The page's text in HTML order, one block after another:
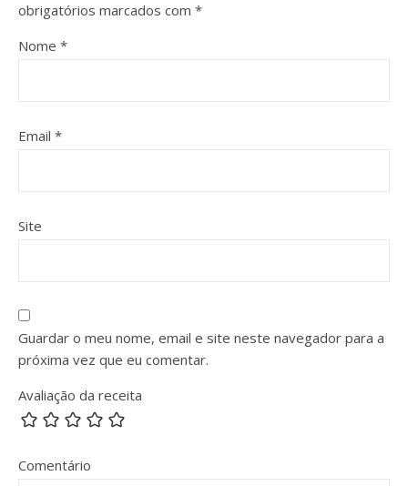
obrigatórios marcados com *
Nome *
Email *
Site
Guardar o meu nome, email e site neste navegador para a
próxima vez que eu comentar.
Avaliação da receita
Comentário